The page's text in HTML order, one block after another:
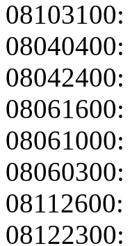
08103100:
08040400:
08042400:
08061600:
08061000:
08060300:
08112600:
08122300: